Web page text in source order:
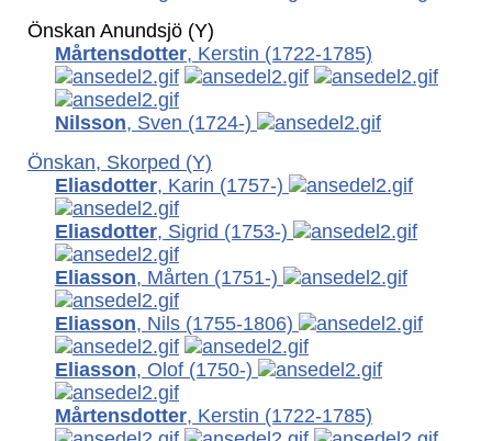
Önskan Anundsjö (Y)
Mårtensdotter, Kerstin (1722-1785)
Nilsson, Sven (1724-)
Önskan, Skorped (Y)
Eliasdotter, Karin (1757-)
Eliasdotter, Sigrid (1753-)
Eliasson, Mårten (1751-)
Eliasson, Nils (1755-1806)
Eliasson, Olof (1750-)
Mårtensdotter, Kerstin (1722-1785)